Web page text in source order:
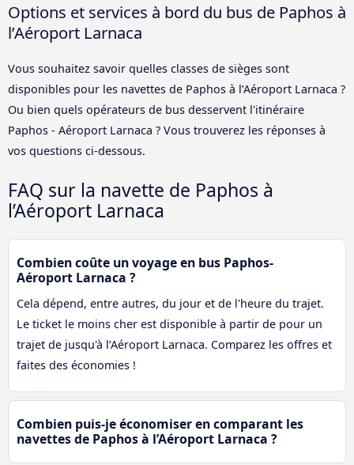
Options et services à bord du bus de Paphos à
l’Aéroport Larnaca
Vous souhaitez savoir quelles classes de sièges sont
disponibles pour les navettes de Paphos à l’Aéroport Larnaca ?
Ou bien quels opérateurs de bus desservent l'itinéraire
Paphos - Aéroport Larnaca ? Vous trouverez les réponses à
vos questions ci-dessous.
FAQ sur la navette de Paphos à
l’Aéroport Larnaca
Combien coûte un voyage en bus Paphos-
Aéroport Larnaca ?
Cela dépend, entre autres, du jour et de l'heure du trajet.
Le ticket le moins cher est disponible à partir de pour un
trajet de jusqu'à l’Aéroport Larnaca. Comparez les offres et
faites des économies !
Combien puis-je économiser en comparant les
navettes de Paphos à l’Aéroport Larnaca ?